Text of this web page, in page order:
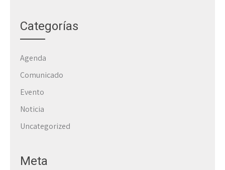
Categorías
Agenda
Comunicado
Evento
Noticia
Uncategorized
Meta